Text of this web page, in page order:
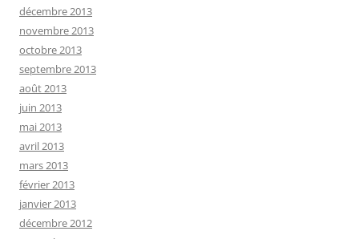
décembre 2013
novembre 2013
octobre 2013
septembre 2013
août 2013
juin 2013
mai 2013
avril 2013
mars 2013
février 2013
janvier 2013
décembre 2012